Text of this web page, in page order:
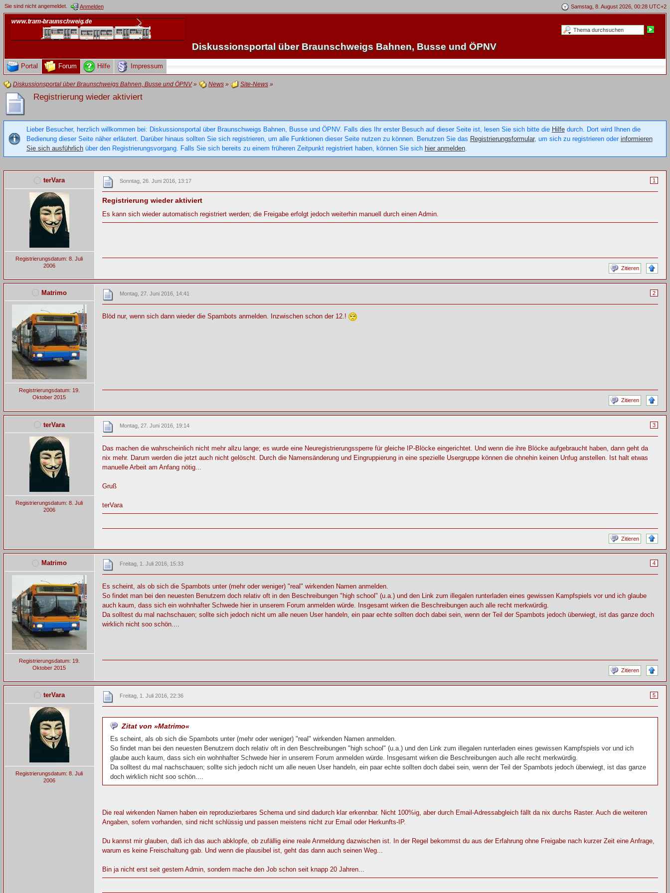
Samstag, 8. August 2026, 00:28 UTC+2
Sie sind nicht angemeldet. Anmelden
Diskussionsportal über Braunschweigs Bahnen, Busse und ÖPNV
Portal Forum Hilfe Impressum
Diskussionsportal über Braunschweigs Bahnen, Busse und ÖPNV» News» Site-News»
Registrierung wieder aktiviert
Lieber Besucher, herzlich willkommen bei: Diskussionsportal über Braunschweigs Bahnen, Busse und ÖPNV. Falls dies Ihr erster Besuch auf dieser Seite ist, lesen Sie sich bitte die Hilfedurch. Dort wird Ihnen die
Bedienung dieser Seite näher erläutert. Darüber hinaus sollten Sie sich registrieren, um alle Funktionen dieser Seite nutzen zu können. Benutzen Sie das Registrierungsformular, um sich zu registrieren oder informieren
Sie sich ausführlichüber den Registrierungsvorgang. Falls Sie sich bereits zu einem früheren Zeitpunkt registriert haben, können Sie sich hier anmelden.
terVara
Registrierungsdatum: 8. Juli
2006
1
Sonntag, 26. Juni 2016, 13:17
Registrierung wieder aktiviert
Es kann sich wieder automatisch registriert werden; die Freigabe erfolgt jedoch weiterhin manuell durch einen Admin.
Zitieren
Matrimo
Registrierungsdatum: 19.
Oktober 2015
2
Montag, 27. Juni 2016, 14:41
Blöd nur, wenn sich dann wieder die Spambots anmelden. Inzwischen schon der 12.!
Zitieren
terVara
Registrierungsdatum: 8. Juli
2006
3
Montag, 27. Juni 2016, 19:14
Das machen die wahrscheinlich nicht mehr allzu lange; es wurde eine Neuregistrierungssperre für gleiche IP-Blöcke eingerichtet. Und wenn die ihre Blöcke aufgebraucht haben, dann geht da
nix mehr. Darum werden die jetzt auch nicht gelöscht. Durch die Namensänderung und Eingruppierung in eine spezielle Usergruppe können die ohnehin keinen Unfug anstellen. Ist halt etwas
manuelle Arbeit am Anfang nötig...
Gruß
terVara
Zitieren
Matrimo
Registrierungsdatum: 19.
Oktober 2015
4
Freitag, 1. Juli 2016, 15:33
Es scheint, als ob sich die Spambots unter (mehr oder weniger) "real" wirkenden Namen anmelden.
So findet man bei den neuesten Benutzern doch relativ oft in den Beschreibungen "high school" (u.a.) und den Link zum illegalen runterladen eines gewissen Kampfspiels vor und ich glaube
auch kaum, dass sich ein wohnhafter Schwede hier in unserem Forum anmelden würde. Insgesamt wirken die Beschreibungen auch alle recht merkwürdig.
Da solltest du mal nachschauen; sollte sich jedoch nicht um alle neuen User handeln, ein paar echte sollten doch dabei sein, wenn der Teil der Spambots jedoch überwiegt, ist das ganze doch
wirklich nicht soo schön....
Zitieren
terVara
Registrierungsdatum: 8. Juli
2006
5
Freitag, 1. Juli 2016, 22:36
Zitat von »Matrimo«
Es scheint, als ob sich die Spambots unter (mehr oder weniger) "real" wirkenden Namen anmelden.
So findet man bei den neuesten Benutzern doch relativ oft in den Beschreibungen "high school" (u.a.) und den Link zum illegalen runterladen eines gewissen Kampfspiels vor und ich
glaube auch kaum, dass sich ein wohnhafter Schwede hier in unserem Forum anmelden würde. Insgesamt wirken die Beschreibungen auch alle recht merkwürdig.
Da solltest du mal nachschauen; sollte sich jedoch nicht um alle neuen User handeln, ein paar echte sollten doch dabei sein, wenn der Teil der Spambots jedoch überwiegt, ist das ganze
doch wirklich nicht soo schön....
Die real wirkenden Namen haben ein reproduzierbares Schema und sind dadurch klar erkennbar. Nicht 100%ig, aber durch Email-Adressabgleich fällt da nix durchs Raster. Auch die weiteren
Angaben, sofern vorhanden, sind nicht schlüssig und passen meistens nicht zur Email oder Herkunfts-IP.
Du kannst mir glauben, daß ich das auch abklopfe, ob zufällig eine reale Anmeldung dazwischen ist. In der Regel bekommst du aus der Erfahrung ohne Freigabe nach kurzer Zeit eine Anfrage,
warum es keine Freischaltung gab. Und wenn die plausibel ist, geht das dann auch seinen Weg...
Bin ja nicht erst seit gestern Admin, sondern mache den Job schon seit knapp 20 Jahren...